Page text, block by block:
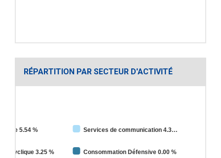
RÉPARTITION PAR SECTEUR D'ACTIVITÉ
Base 5.54 % Services de communication 4.3
Cyclique 3.25 % Consommation Défensive 0.00 %